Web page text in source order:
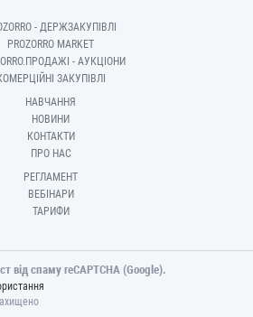
- ДЕРЖЗАКУПІВЛІ
PROZORRO MARKET
- АУКЦІОНИ
ЗАКУПІВЛІ
НАВЧАННЯ
НОВИНИ
КОНТАКТИ
ПРО НАС
РЕГЛАМЕНТ
ВЕБІНАРИ
ТАРИФИ
від спаму reCAPTCHA (Google).